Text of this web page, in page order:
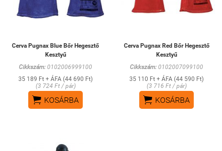
Cerva Pugnax Blue Bőr Hegesztő
Kesztyű
Cikkszám: 0102006999100
35 189 Ft + ÁFA (44 690 Ft)
(3 724 Ft / pár)
 KOSÁRBA
Cerva Pugnax Red Bőr Hegesztő
Kesztyű
Cikkszám: 0102007099100
35 110 Ft + ÁFA (44 590 Ft)
(3 716 Ft / pár)
 KOSÁRBA